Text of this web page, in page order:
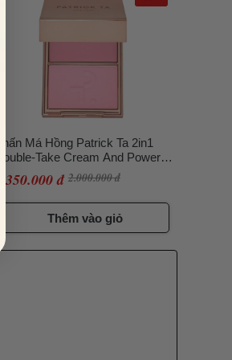
Phấn Má Hồng Patrick Ta 2in1
Double-Take Cream And Power
Blush Duo Màu Just Enough
1.350.000 đ 2.000.000 đ
Thêm vào giỏ